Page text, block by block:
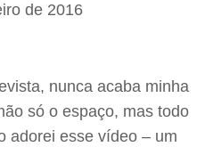
de 2016
nunca acaba minha
só o espaço, mas todo
adorei esse vídeo – um